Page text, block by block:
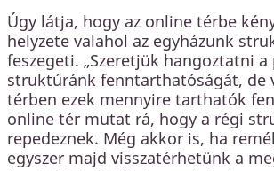
Úgy látja, hogy az online térbe
helyzete valahol az egyházunk
feszegeti. „Szeretjük hangoztatni
struktúránk fenntarthatóságát, de
térben ezek mennyire tarthatók
online tér mutat rá, hogy a régi
repedeznek. Még akkor is, ha
egyszer majd visszatérhetünk a